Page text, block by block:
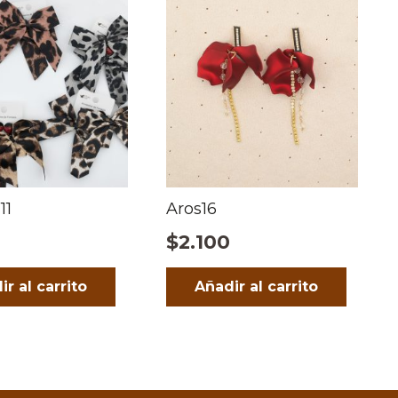
al carrito
Aros16
$2.100
Añadir al carrito